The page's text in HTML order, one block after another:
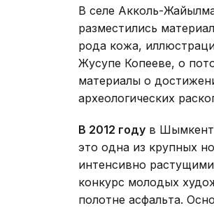
В селе Акколь-
разместились
рода кожа,
Жусупе Копееве, о
материалы о
археологических
В 2012 году в
это одна из крупных
интенсивно
конкурс молодых
полотне асфальта.